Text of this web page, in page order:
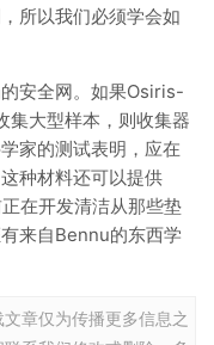
所以我们必须学会如
安全网。如果Osiris-
集大型样本，则收集器
家的测试表明，应在
种材料还可以提供
在开发清洁从那些垫
来自Bennu的东西学
章仅为传播更多信息之